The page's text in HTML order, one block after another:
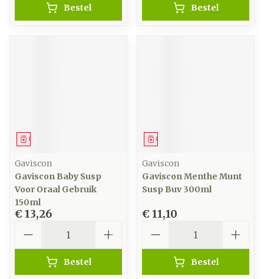
Bestel Bestel
Geneesmiddel
Gaviscon
Gaviscon Baby Susp
Voor Oraal Gebruik
150ml
€ 13,26
Bestel
Geneesmiddel
Gaviscon
Gaviscon Menthe Munt
Susp Buv 300ml
€ 11,10
Bestel